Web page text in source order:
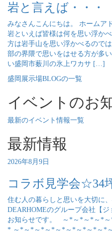
岩と言えば・・・
みなさんこんにちは。 ホームア
岩といえば皆様は何を思い浮か
方は岩手山を思い浮かべるので
部の界隈で思いをはせる方が
い盛岡市薮川の氷上ワカサ […]
盛岡展示場BLOGの一覧
イベントのお
最新のイベント情報一覧
最新情報
2026年8月9日
コラボ見学会☆34
住む人の暮らしと思いを大切に
DEARHOMEのグループ会社【
お知らせです。 ～*～*～*～*
* ～*～*～*～*～*～*～*～*